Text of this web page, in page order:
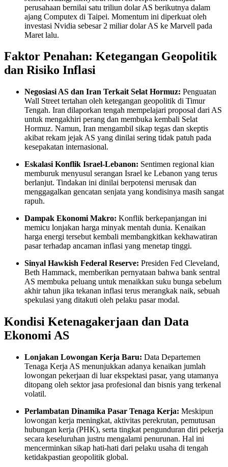
perusahaan bernilai satu triliun dolar AS berikutnya dalam
ajang Computex di Taipei. Momentum ini diperkuat oleh
investasi Nvidia sebesar 2 miliar dolar AS ke Marvell pada
Maret lalu.
Faktor Penahan: Ketegangan Geopolitik
dan Risiko Inflasi
Negosiasi AS dan Iran Terkait Selat Hormuz: Penguatan
Wall Street tertahan oleh ketegangan geopolitik di Timur
Tengah. Iran dilaporkan tengah mempelajari proposal dari AS
untuk mengakhiri perang dan membuka kembali Selat
Hormuz. Namun, Iran mengambil sikap tegas dan skeptis
akibat rekam jejak AS yang dinilai sering tidak patuh pada
kesepakatan internasional.
Eskalasi Konflik Israel-Lebanon: Sentimen regional kian
memburuk menyusul serangan Israel ke Lebanon yang terus
berlanjut. Tindakan ini dinilai berpotensi merusak dan
menggagalkan gencatan senjata yang kondisinya masih sangat
rapuh.
Dampak Ekonomi Makro: Konflik berkepanjangan ini
memicu lonjakan harga minyak mentah dunia. Kenaikan
harga energi tersebut kembali membangkitkan kekhawatiran
pasar terhadap ancaman inflasi yang menetap tinggi.
Sinyal Hawkish Federal Reserve: Presiden Fed Cleveland,
Beth Hammack, memberikan pernyataan bahwa bank sentral
AS membuka peluang untuk menaikkan suku bunga sebelum
akhir tahun jika tekanan inflasi terus merangkak naik, sebuah
spekulasi yang ditakuti oleh pelaku pasar modal.
Kondisi Ketenagakerjaan dan Data
Ekonomi AS
Lonjakan Lowongan Kerja Baru: Data Departemen
Tenaga Kerja AS menunjukkan adanya kenaikan jumlah
lowongan pekerjaan di luar ekspektasi pasar, yang utamanya
ditopang oleh sektor jasa profesional dan bisnis yang terkenal
volatil.
Perlambatan Dinamika Pasar Tenaga Kerja: Meskipun
lowongan kerja meningkat, aktivitas perekrutan, pemutusan
hubungan kerja (PHK), serta tingkat pengunduran diri pekerja
secara keseluruhan justru mengalami penurunan. Hal ini
mencerminkan sikap hati-hati dari pelaku usaha di tengah
ketidakpastian geopolitik global.